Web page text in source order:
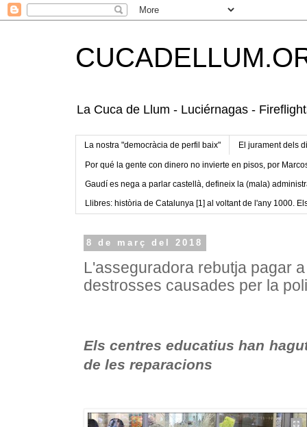
La Cuca de Llum - Luciérnagas -
La nostra "democràcia de perfil baix" El jurament dels
Por qué la gente con dinero no invierte en pisos, por
Gaudí es nega a parlar castellà, defineix la (mala)
Llibres: història de Catalunya [1] al voltant de l'any 1000.
8 de març del 2018
L'asseguradora rebutja pagar
destrosses causades per la
Els centres educatius han
de les reparacions